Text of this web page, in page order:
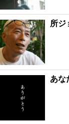
所
あな